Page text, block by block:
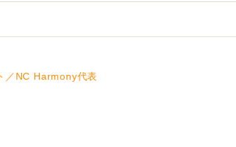
／NC Harmony代表